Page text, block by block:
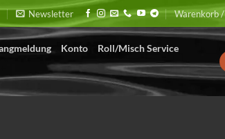
Newsletter Warenkorb /
Konto Roll/Misch Service